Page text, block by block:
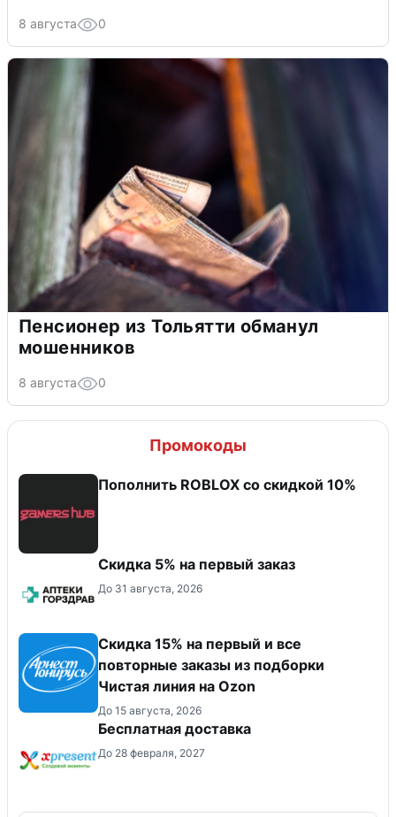
8 августа 0
Пенсионер из Тольятти обманул
мошенников
8 августа 0
Промокоды
Пополнить ROBLOX со скидкой 10%
Скидка 5% на первый заказ
До 31 августа, 2026
Скидка 15% на первый и все
повторные заказы из подборки
Чистая линия на Ozon
До 15 августа, 2026
Бесплатная доставка
До 28 февраля, 2027